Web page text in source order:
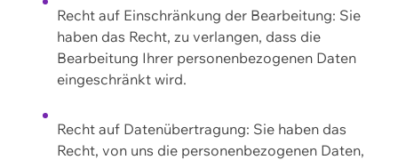
Recht auf Einschränkung der Bearbeitung: Sie
haben das Recht, zu verlangen, dass die
Bearbeitung Ihrer personenbezogenen Daten
eingeschränkt wird.
Recht auf Datenübertragung: Sie haben das
Recht, von uns die personenbezogenen Daten,